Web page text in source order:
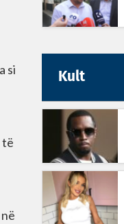
si
të
Kult